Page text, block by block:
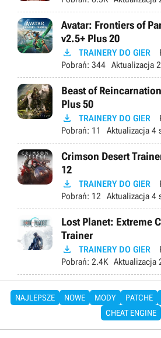
Avatar: Frontiers of
v2.5+ Plus 20
 TRAINERY DO GIER
Pobrań: 344 Aktualizacja
Beast of
Plus 50
 TRAINERY DO GIER
Pobrań: 11 Aktualizacja 4
Crimson Desert
12
 TRAINERY DO GIER
Pobrań: 12 Aktualizacja 4
Lost Planet: Extreme
Trainer
 TRAINERY DO GIER
Pobrań: 2.4K Aktualizacja
NAJLEPSZE NOWE MODY PATCHE
CHEAT ENGINE